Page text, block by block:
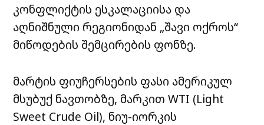
კონფლიქტის ესკალაციისა და
აღნიშნული რეგიონიდან „შავი ოქროს“
მიწოდების შემცირების ფონზე.
მარტის ფიუჩერსების ფასი ამერიკულ
მსუბუქ ნავთობზე, მარკით WTI (Light
Sweet Crude Oil), ნიუ-იორკის